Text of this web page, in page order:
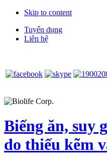
Skip to content
Tuyển dụng
Liên hệ
Biếng ăn, suy
do thiếu kẽm